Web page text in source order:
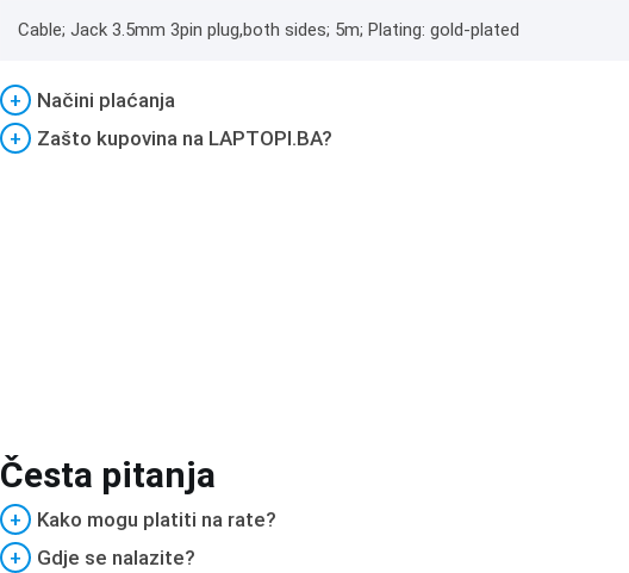
Cable; Jack 3.5mm 3pin plug,both sides; 5m; Plating: gold-plated
+
Načini plaćanja
+
Zašto kupovina na LAPTOPI.BA?
Česta pitanja
+
Kako mogu platiti na rate?
+
Gdje se nalazite?